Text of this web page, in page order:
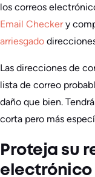
los correos
Email Checkery
arriesgado
Las direcciones de
lista de correo
daño que bien.
corta pero más
Proteja su
electrónico